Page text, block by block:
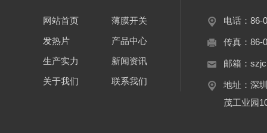
网站首页
薄膜开关
发热片
产品中心
生产实力
新闻资讯
关于我们
联系我们
电话：86-
传真：86-
邮箱：
地址：深
茂工业园